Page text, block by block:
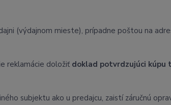
(výdajnom mieste), prípadne poštou na
reklamácie doložiť doklad potvrdzujúci kúpu
subjektu ako u predajcu, zaistí záručnú